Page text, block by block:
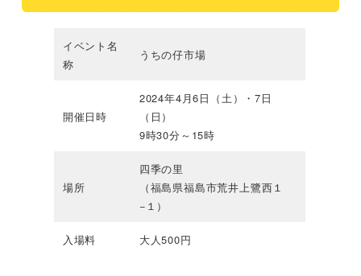
イベント名
称
うちの仔市場
開催日時
2024年4月6日（土）・7日
（日）
9時30分～15時
場所
四季の里
（福島県福島市荒井上鷺西１
−１）
入場料 大人500円